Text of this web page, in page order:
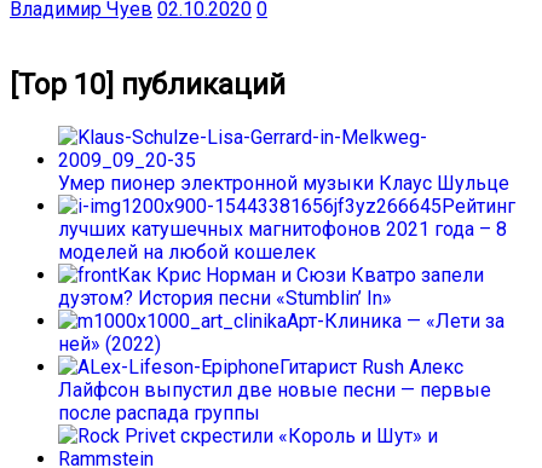
Владимир Чуев 02.10.2020 0
[Top 10] публикаций
Умер пионер электронной музыки Клаус Шульце
Рейтинг
лучших катушечных магнитофонов 2021 года – 8
моделей на любой кошелек
Как Крис Норман и Сюзи Кватро запели
дуэтом? История песни «Stumblin’ In»
Арт-Клиника — «Лети за
ней» (2022)
Гитарист Rush Алекс
Лайфсон выпустил две новые песни — первые
после распада группы